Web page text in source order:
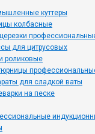
куттеры
колбасные
для цитрусовых
роликовые
для сладкой ваты
на песке